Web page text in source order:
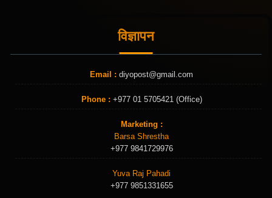
विज्ञापन
Email : diyopost@gmail.com
Phone : +977 01 5705421 (Office)
Marketing :
Barsa Shrestha
+977 9841729976
Yuva Raj Pahadi
+977 9851331655